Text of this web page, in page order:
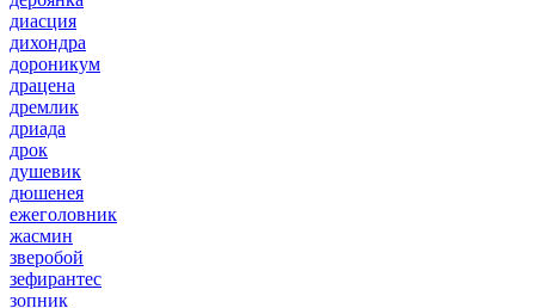
диасция
дихондра
дороникум
драцена
дремлик
дриада
дрок
душевик
дюшенея
ежеголовник
жасмин
зверобой
зефирантес
зопник